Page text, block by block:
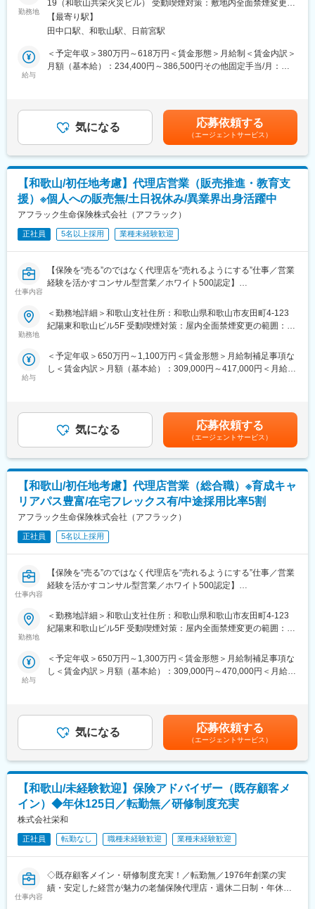
す。自社で研修を行うため、他社への出向等はありません。
・研修終了後も、勤続10年以上のベテラン社員が独り立ちまでし
っかりとサポートいたします。
ずに働いていただけます。
・直帰やマイカー通勤も可能！
・有休消化率100％、平均残業時間10時間程度のためワークライ
フバランスを保ちながらご就業が可能です。
■当社について：
当社は昭和50年、アメリカンファミリー生命保険（現アフラッ
ク）が日本で生命保険販売を開始した翌年に専業代理店として創
業いたし ました。現在は4万2千件を超える多くのご契約をお預か
りし、全国トップクラスの代理店へと成長いたしました。
略提案等の販促・支援業務。代理店は農協や生協、信用金庫、自
動車ディーラーや整備工場、一般企業、専業代理店、兼業代理店
などが中心です。なお個人のノルマはなく、担当する募集者の計
画額が目標となっています。
■当社について：
とともに、各種共済を補完する役割を担うなど組合員や会員の安
定した生活に寄与するように努め、また協同組合・組織という独
自のチャネルのみならず、専業代理店やモーターチャネル代理店
ないリスク（企業向け保険、特殊な損害保険等）に対応する補完
的な役割を担い、当社と共済は相互に補完し合うパートナー的な
関係となっています。
・2019年度から健康経営に関する取組を開始し、7年連続「健康
経営優良法人」に認定されています！
・中途入社社員は全体の26.9％。年功次列制度はなく、将来的に
管理職やＭＧでの登用の可能性がございます。
■キャリアパス：
３～５年に一度部門間の異動が発生し、ジョブローテーションに
より幅広く経験を重ね、トータルな保険の知識・経験を備えたゼ
修、社内留学など豊富な人材育成プログラムもご用意していま
す。
社員一人一人の役割（職務）と責任を明確化し、達成感と公平性
を高めるため厳正かつ公平な評価システムを導入しています。目
めに事業計画に基づいた個人目標を設定し、目標達成の度合いを
評価されます。
職務遂行評価：業績だけでの評価ではなく、プロセスも評価する
水準化を評価されます。
変更の範囲：会社の定める業務
勤務地
19（和歌山共栄火災ビル） 受動喫煙対策：敷地内全面禁煙変更の
範囲：会社の定める事業所（リモートワーク含む）
【最寄り駅】
田中口駅、和歌山駅、日前宮駅
給与
＜予定年収＞380万円～618万円＜賃金形態＞月給制＜賃金内訳＞
月額（基本給）：234,400円～386,500円その他固定手当/月：
給：年1回、賞与：年2回賃金はあくまでも目安の金額であり、選
考を通じて上下する可能性があります。月給(月額)は固定手当を含
めた表記です。
気になる 応募依頼する
（エージェントサービス）
【和歌山/初任地考慮】代理店営業（販売推進・教育支
援）※個人への販売無/土日祝休み/異業界出身活躍中
アフラック生命保険株式会社（アフラック）
正社員 5名以上採用 業種未経験歓迎
仕事内容
【保険を“売る”のではなく代理店を“売れるようにする”仕事／営業
経験を活かすコンサル型営業／ホワイト500認定】
「がん保険といえばアフラック」のイメージが強いですが、介護
保険を世界で初めて発売したのもアフラックです。
■業務内容
■業務詳細
・販売戦略の立案
・商品勉強会や各種研修、販売方法指導
・代理店の課題分析・解決策の提案
・同業他社やマーケット動向の分析
・保険契約事務に関する各種業務
■1日の流れ
9時：朝礼、チーム内での事例共有など
12時：ランチ
13時：データ分析、提案資料の作成
17時：帰社、事務作業、翌日の準備
18時：退社
入社後は全体研修の後、支社配属となり、商談同行や、資料作成
のサポートからお任せします。中途入社社員も早期に馴染めるよ
■評価制度
評価は「業績貢献評価」と「行動評価」に分かれています。
評価と報酬は連動しており、「業績貢献評価」は短期業績賞与、
「行動評価」は給与改定に反映されます。
賞与は年に3回あり、6月、12月賞与は固定ですが、3月の短期業
績賞与は全社業績と個人業績で変動します。
賞与の総支給月数は、およそ7.2～8.5か月となります。
在宅勤務からのリモート会議（担当代理店次第）やフレックス制
■キャリアの選択肢
勤務地
＜勤務地詳細＞和歌山支社住所：和歌山県和歌山市友田町4-123
紀陽東和歌山ビル5F 受動喫煙対策：屋内全面禁煙変更の範囲：会
給与
＜予定年収＞650万円～1,100万円＜賃金形態＞月給制補足事項な
し＜賃金内訳＞月額（基本給）：309,000円～417,000円＜月給＞
です。※転居を伴う場合、別途転勤手当（4万円～6万円/月）と住
宅補助（例：6万円/月までの9割会社負担）の支給がございます。
賃金はあくまでも目安の金額であり、選考を通じて上下する可能
性があります。月給(月額)は固定手当を含めた表記です。
気になる 応募依頼する
（エージェントサービス）
【和歌山/初任地考慮】代理店営業（総合職）※育成キャ
リアパス豊富/在宅フレックス有/中途採用比率5割
アフラック生命保険株式会社（アフラック）
正社員 5名以上採用
仕事内容
【保険を“売る”のではなく代理店を“売れるようにする”仕事／営業
経験を活かすコンサル型営業／ホワイト500認定】
全国8000店以上の販売代理店や提携金融機関がお客様により良い
保険提案ができるよう、販売促進や経営課題解決のためのコンサ
■業務詳細
・販売戦略の立案
・保険契約事務に関する各種業務
■最先端の営業支援システム
2023年12月に生成AIを活用した業務支援ツール「Aflac Assist」が
本格運用開始。文章要約や社内情報の収集、マニュアル検索など
幅広い業務で活用可能。本来の業務により時間をかけられる体制
を模索し続けています。
■1日の流れ
9時：朝礼、チーム内での事例共有など
12時：ランチ
13時：データ分析、提案資料の作成
勤務地
＜勤務地詳細＞和歌山支社住所：和歌山県和歌山市友田町4-123
紀陽東和歌山ビル5F 受動喫煙対策：屋内全面禁煙変更の範囲：会
給与
＜予定年収＞650万円～1,300万円＜賃金形態＞月給制補足事項な
し＜賃金内訳＞月額（基本給）：309,000円～470,000円＜月給＞
です。※転居を伴う場合、別途転勤手当（4万円～6万円/月）と住
宅補助（例：6万円/月までの9割会社負担）の支給がございます。
賃金はあくまでも目安の金額であり、選考を通じて上下する可能
性があります。月給(月額)は固定手当を含めた表記です。
気になる 応募依頼する
（エージェントサービス）
【和歌山/未経験歓迎】保険アドバイザー（既存顧客メ
イン）◆年休125日／転勤無／研修制度充実
株式会社栄和
正社員 転勤なし 職種未経験歓迎 業種未経験歓迎
仕事内容
◇既存顧客メイン・研修制度充実！／転勤無／1976年創業の実
績・安定した経営が魅力の老舗保険代理店・週休二日制・年休